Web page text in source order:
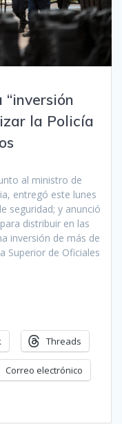
“inversión
la Policía
al ministro de
entregó este lunes
seguridad; y anunció
distribuir en las
inversión de más de
Superior de Oficiales
Threads
Correo electrónico